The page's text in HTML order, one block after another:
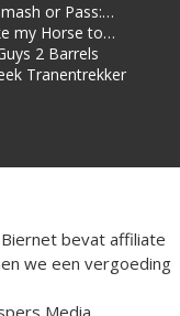
or Pass:
my Horse to
2 Barrels
Tranentrekker
bevat affiliate
we een vergoeding